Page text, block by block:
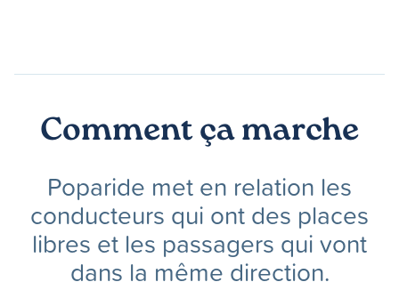
Comment ça marche
Poparide met en relation les
conducteurs qui ont des places
libres et les passagers qui vont
dans la même direction.